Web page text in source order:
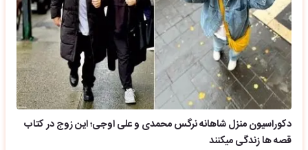
دکوراسیون منزل شاهانه نرگس محمدی و علی اوجی؛ این زوج در کتاب
قصه ها زندگی میکنند